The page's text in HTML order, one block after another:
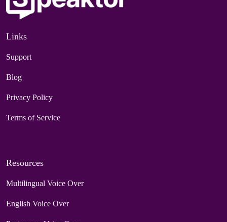
Links
Support
Blog
Privacy Policy
Terms of Service
Resources
Multilingual Voice Over
English Voice Over